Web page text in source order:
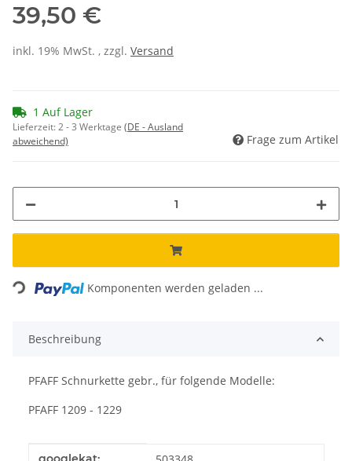
39,50 €
inkl. 19% MwSt. , zzgl. Versand
1 Auf Lager
Lieferzeit:2 - 3 Werktage (DE - Ausland
abweichend)
Frage zum Artikel
Loading... Komponenten werden geladen ...
Beschreibung
PFAFF Schnurkette gebr., für folgende Modelle:
PFAFF 1209 - 1229
Produkteigenschaft
Wert